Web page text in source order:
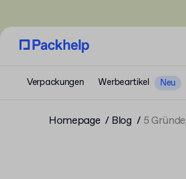
Verpackungen Werbeartikel Neu
Homepage Blog 5